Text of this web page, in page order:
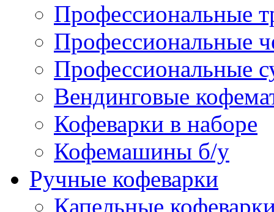
Профессиональные
Профессиональные
Профессиональные
Вендинговые
Кофеварки в наборе
Кофемашины б/у
Ручные кофеварки
Капельные